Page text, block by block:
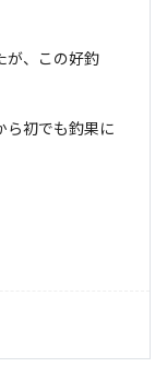
が、この好釣
ら初でも釣果に